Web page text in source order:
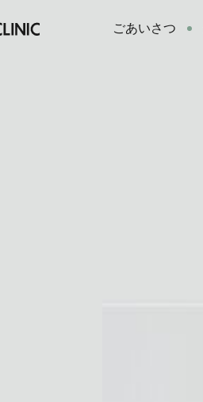
ごあいさつ